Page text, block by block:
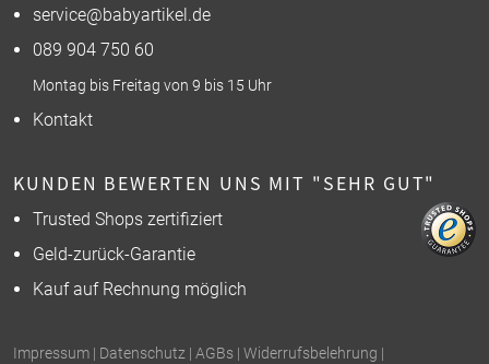
service@babyartikel.de
089 904 750 60
Montag bis Freitag von 9 bis 15 Uhr
Kontakt
KUNDEN BEWERTEN UNS MIT "SEHR GUT"
Trusted Shops zertifiziert
Geld-zurück-Garantie
Kauf auf Rechnung möglich
Impressum | Datenschutz | AGBs | Widerrufsbelehrung |